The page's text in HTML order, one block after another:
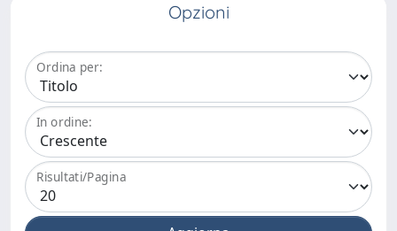
Opzioni
Ordina per:
In ordine:
Risultati/Pagina